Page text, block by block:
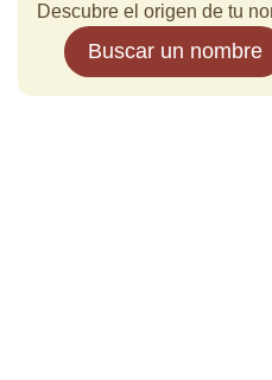
Descubre el origen de tu
Buscar un nombre